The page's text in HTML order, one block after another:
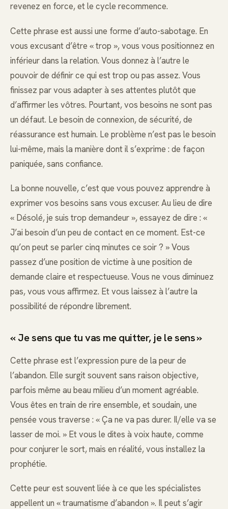
revenez en force, et le cycle recommence.
Cette phrase est aussi une forme d’auto-sabotage. En
vous excusant d’être « trop », vous vous positionnez en
inférieur dans la relation. Vous donnez à l’autre le
pouvoir de définir ce qui est trop ou pas assez. Vous
finissez par vous adapter à ses attentes plutôt que
d’affirmer les vôtres. Pourtant, vos besoins ne sont pas
un défaut. Le besoin de connexion, de sécurité, de
réassurance est humain. Le problème n’est pas le besoin
lui-même, mais la manière dont il s’exprime : de façon
paniquée, sans confiance.
La bonne nouvelle, c’est que vous pouvez apprendre à
exprimer vos besoins sans vous excuser. Au lieu de dire
« Désolé, je suis trop demandeur », essayez de dire : «
J’ai besoin d’un peu de contact en ce moment. Est-ce
qu’on peut se parler cinq minutes ce soir ? » Vous
passez d’une position de victime à une position de
demande claire et respectueuse. Vous ne vous diminuez
pas, vous vous affirmez. Et vous laissez à l’autre la
possibilité de répondre librement.
« Je sens que tu vas me quitter, je le sens »
Cette phrase est l’expression pure de la peur de
l’abandon. Elle surgit souvent sans raison objective,
parfois même au beau milieu d’un moment agréable.
Vous êtes en train de rire ensemble, et soudain, une
pensée vous traverse : « Ça ne va pas durer. Il/elle va se
lasser de moi. » Et vous le dites à voix haute, comme
pour conjurer le sort, mais en réalité, vous installez la
prophétie.
Cette peur est souvent liée à ce que les spécialistes
appellent un « traumatisme d’abandon ». Il peut s’agir